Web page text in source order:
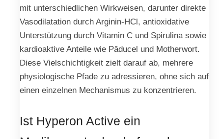
mit unterschiedlichen Wirkweisen, darunter direkte
Vasodilatation durch Arginin-HCl, antioxidative
Unterstützung durch Vitamin C und Spirulina sowie
kardioaktive Anteile wie Păducel und Motherwort.
Diese Vielschichtigkeit zielt darauf ab, mehrere
physiologische Pfade zu adressieren, ohne sich auf
einen einzelnen Mechanismus zu konzentrieren.
Ist Hyperon Active ein